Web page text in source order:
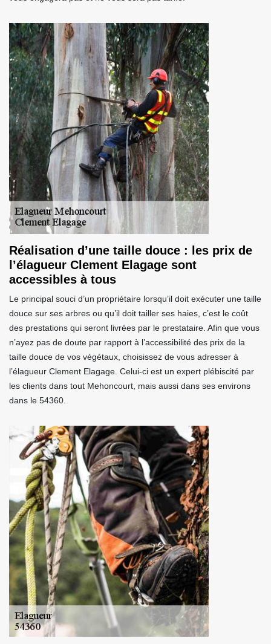
Réalisation d’une taille douce : les prix de
l’élagueur Clement Elagage sont
accessibles à tous
Le principal souci d’un propriétaire lorsqu’il doit exécuter une taille
douce sur ses arbres ou qu’il doit tailler ses haies, c’est le coût
des prestations qui seront livrées par le prestataire. Afin que vous
n’ayez pas de doute par rapport à l’accessibilité des prix de la
taille douce de vos végétaux, choisissez de vous adresser à
l’élagueur Clement Elagage. Celui-ci est un expert plébiscité par
les clients dans tout Mehoncourt, mais aussi dans ses environs
dans le 54360.